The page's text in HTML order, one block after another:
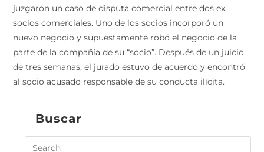
juzgaron un caso de disputa comercial entre dos ex
socios comerciales. Uno de los socios incorporó un
nuevo negocio y supuestamente robó el negocio de la
parte de la compañía de su “socio”. Después de un juicio
de tres semanas, el jurado estuvo de acuerdo y encontró
al socio acusado responsable de su conducta ilícita.
Buscar